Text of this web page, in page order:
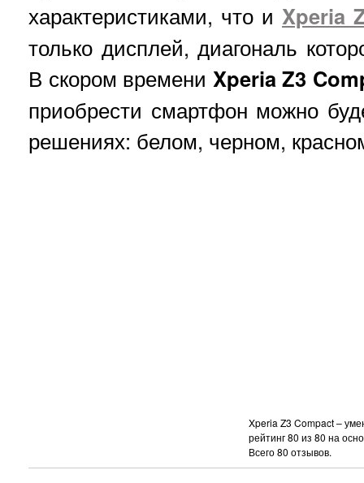
характеристиками, что и Xperia
только дисплей, диагональ
В скором времени Xperia Z3
приобрести смартфон можно
решениях: белом, черном,
Xperia Z3 Compact –
рейтинг80 из 80 на
Всего80 отзывов.